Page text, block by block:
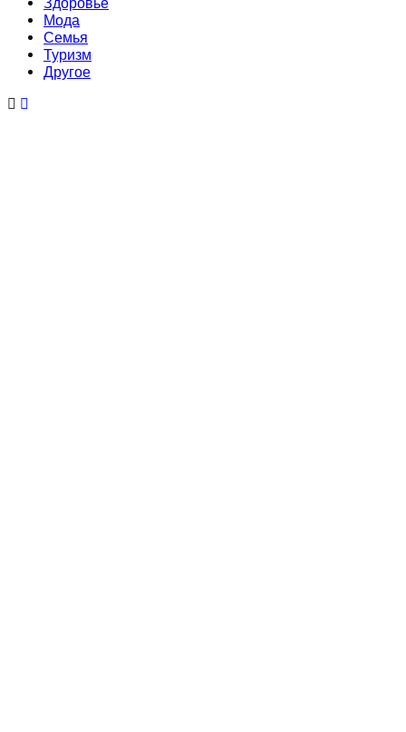
Здоровье
Мода
Семья
Туризм
Другое